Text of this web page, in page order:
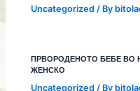
Uncategorized / By
ПРВОРОДЕНОТО БЕБЕ ВО
ЖЕНСКО
Uncategorized / By